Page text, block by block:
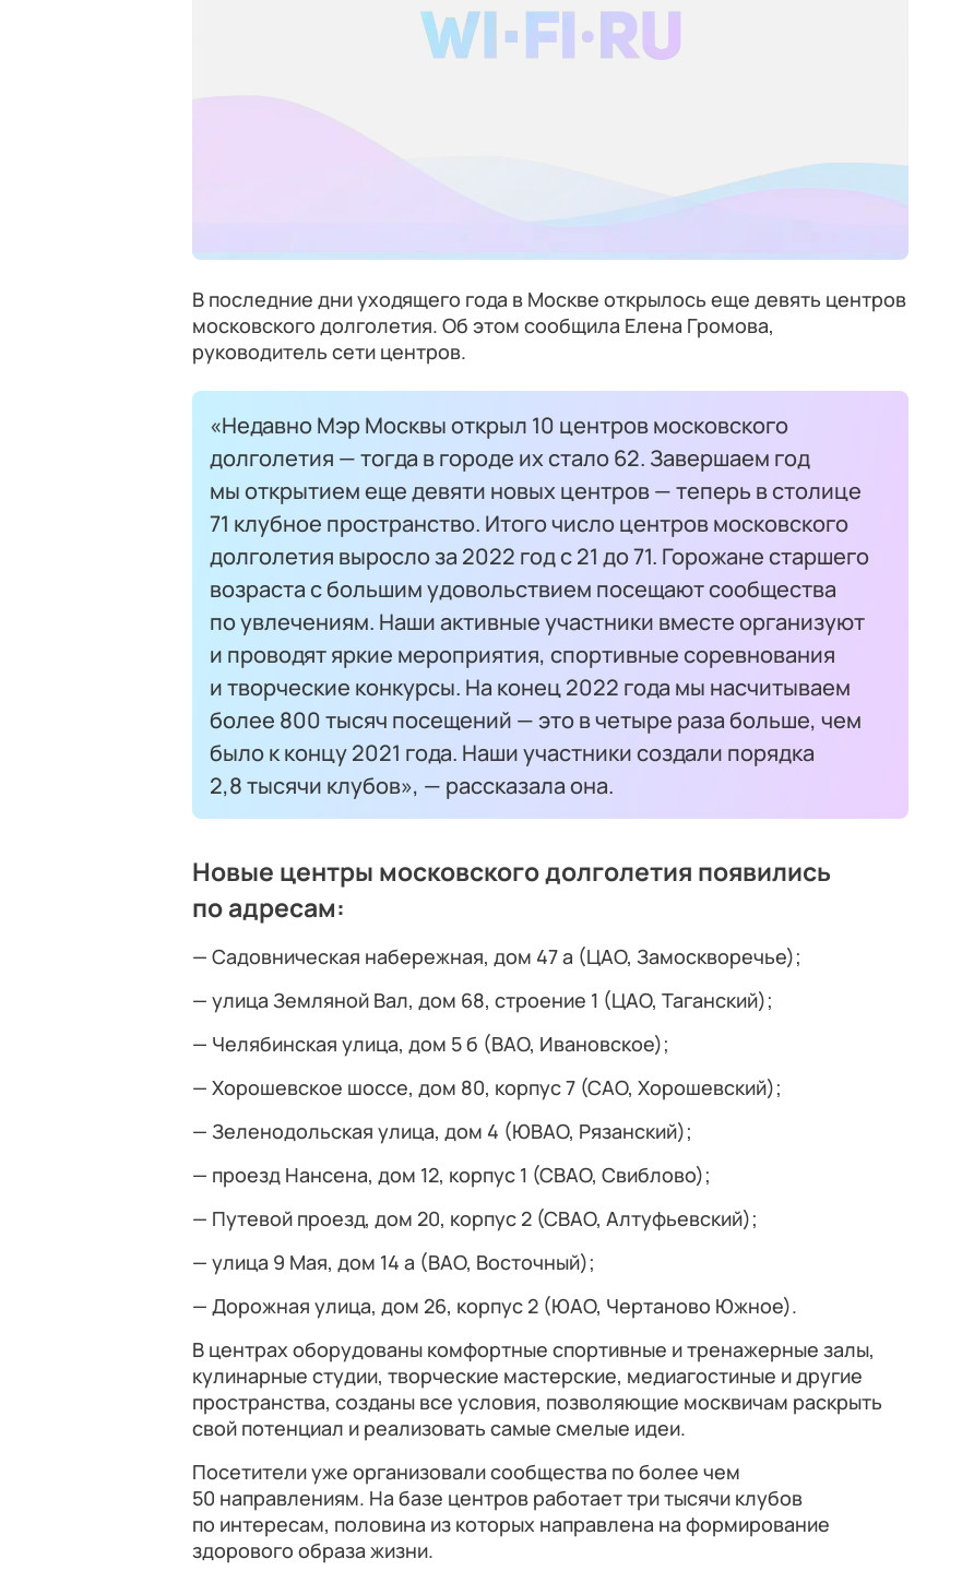
В последние дни уходящего года в Москве открылось еще девять центров
московского долголетия. Об этом сообщила Елена Громова,
руководитель сети центров.
«Недавно Мэр Москвы открыл 10 центров московского
долголетия — тогда в городе их стало 62. Завершаем год
мы открытием еще девяти новых центров — теперь в столице
71 клубное пространство. Итого число центров московского
долголетия выросло за 2022 год с 21 до 71. Горожане старшего
возраста с большим удовольствием посещают сообщества
по увлечениям. Наши активные участники вместе организуют
и проводят яркие мероприятия, спортивные соревнования
и творческие конкурсы. На конец 2022 года мы насчитываем
более 800 тысяч посещений — это в четыре раза больше, чем
было к концу 2021 года. Наши участники создали порядка
2,8 тысячи клубов», — рассказала она.
Новые центры московского долголетия появились
по адресам:
— Садовническая набережная, дом 47 а (ЦАО, Замоскворечье);
— улица Земляной Вал, дом 68, строение 1 (ЦАО, Таганский);
— Челябинская улица, дом 5 б (ВАО, Ивановское);
— Хорошевское шоссе, дом 80, корпус 7 (САО, Хорошевский);
— Зеленодольская улица, дом 4 (ЮВАО, Рязанский);
— проезд Нансена, дом 12, корпус 1 (СВАО, Свиблово);
— Путевой проезд, дом 20, корпус 2 (СВАО, Алтуфьевский);
— улица 9 Мая, дом 14 а (ВАО, Восточный);
— Дорожная улица, дом 26, корпус 2 (ЮАО, Чертаново Южное).
В центрах оборудованы комфортные спортивные и тренажерные залы,
кулинарные студии, творческие мастерские, медиагостиные и другие
пространства, созданы все условия, позволяющие москвичам раскрыть
свой потенциал и реализовать самые смелые идеи.
Посетители уже организовали сообщества по более чем
50 направлениям. На базе центров работает три тысячи клубов
по интересам, половина из которых направлена на формирование
здорового образа жизни.